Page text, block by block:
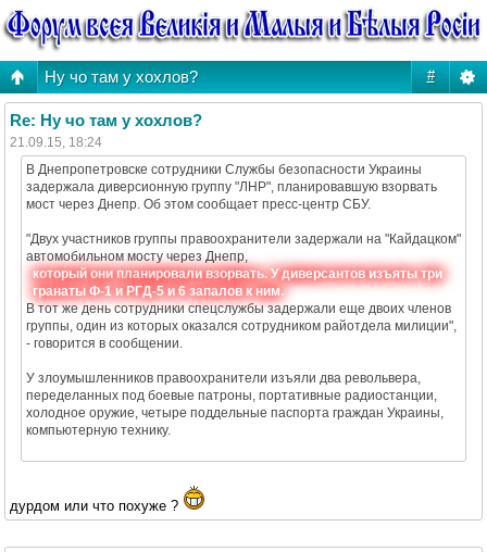
#
Ну чо там у хохлов?
Re: Ну чо там у хохлов?
21.09.15, 18:24
В Днепропетровске сотрудники Службы безопасности Украины
задержала диверсионную группу "ЛНР", планировавшую взорвать
мост через Днепр. Об этом сообщает пресс-центр СБУ.
"Двух участников группы правоохранители задержали на "Кайдацком"
автомобильном мосту через Днепр,
который они планировали взорвать. У диверсантов изъяты три
гранаты Ф-1 и РГД-5 и 6 запалов к ним.
В тот же день сотрудники спецслужбы задержали еще двоих членов
группы, один из которых оказался сотрудником райотдела милиции",
- говорится в сообщении.
У злоумышленников правоохранители изъяли два револьвера,
переделанных под боевые патроны, портативные радиостанции,
холодное оружие, четыре поддельные паспорта граждан Украины,
компьютерную технику.
дурдом или что похуже ?